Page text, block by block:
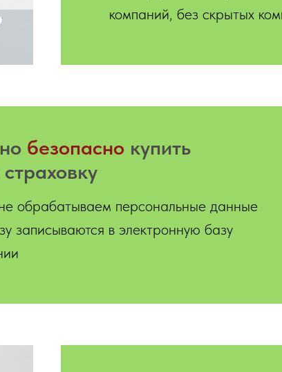
компаний, без скрытых
безопасно купить
обрабатываем персональные данные
записываются в электронную базу